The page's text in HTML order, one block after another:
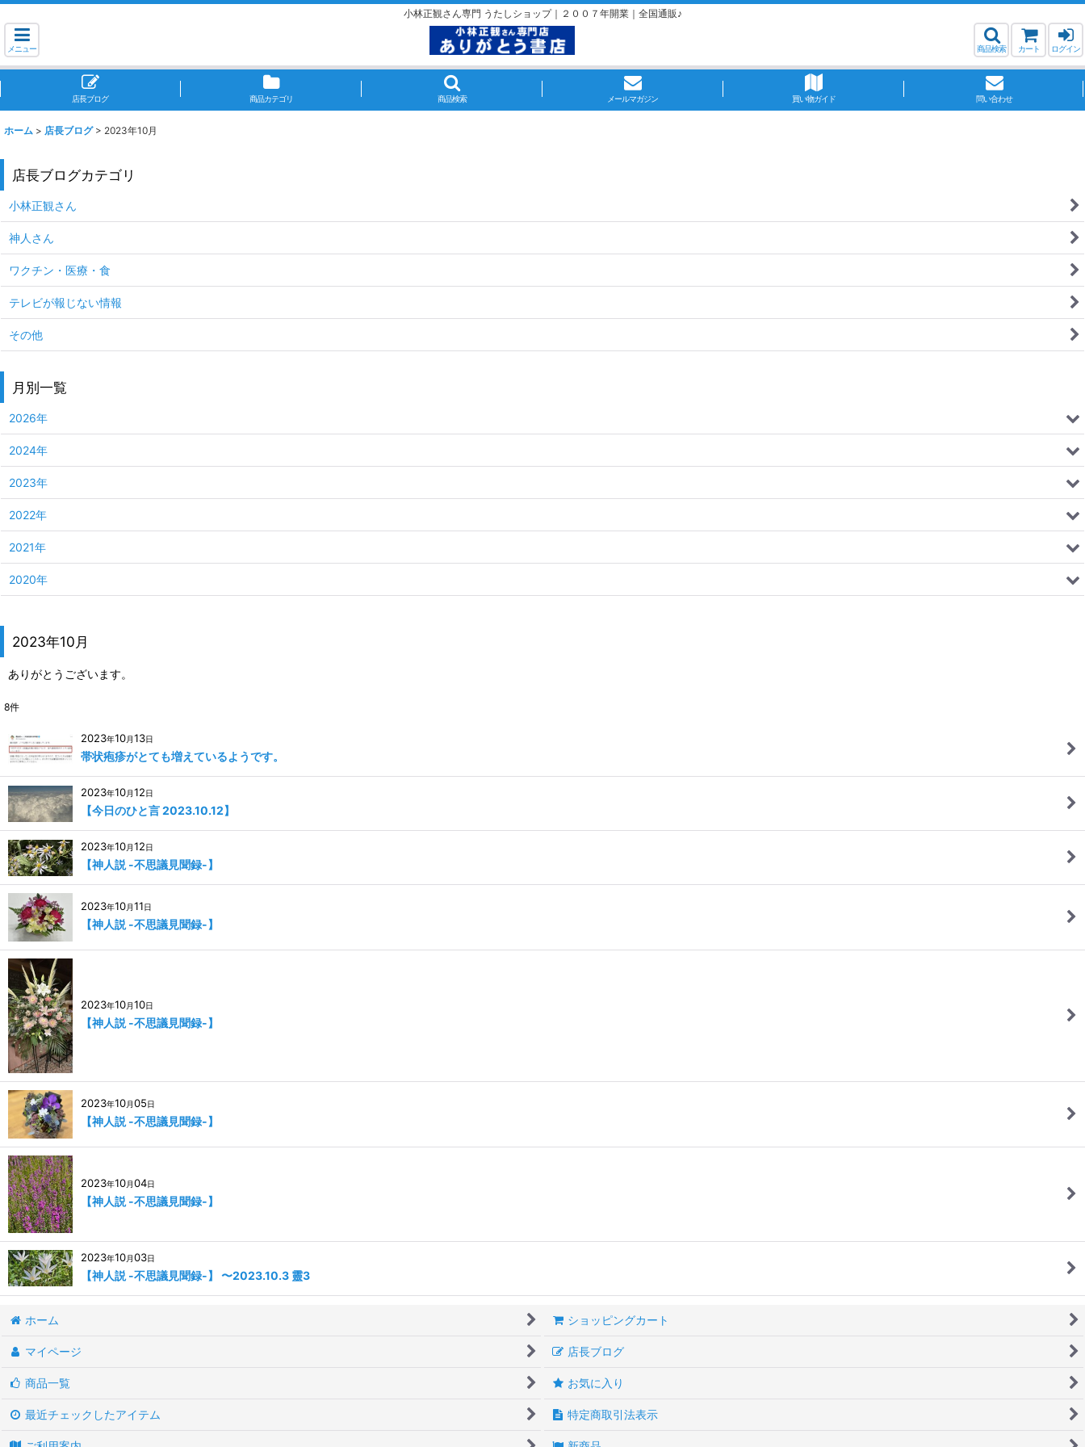
小林正観さん専門 うたしショップ｜２００７年開業｜全国通販♪
メニュー 商品検索 カート ログイン
店長ブログ 商品カテゴリ 商品検索 メールマガジン 買い物ガイド 問い合わせ
ホーム > 店長ブログ > 2023年10月
2023年10月
ありがとうございます。
8件
2023年10月13日
帯状疱疹がとても増えているようです。
2023年10月12日
【今日のひと言 2023.10.12】
2023年10月12日
【神人説 -不思議見聞録-】
2023年10月11日
【神人説 -不思議見聞録-】
2023年10月10日
【神人説 -不思議見聞録-】
2023年10月05日
【神人説 -不思議見聞録-】
2023年10月04日
【神人説 -不思議見聞録-】
2023年10月03日
【神人説 -不思議見聞録-】 〜2023.10.3 靈3
店長ブログカテゴリ
小林正観さん
神人さん
ワクチン・医療・食
テレビが報じない情報
その他
月別一覧
2026年
2024年
2023年
2022年
2021年
2020年
ホーム ショッピングカート
マイページ 店長ブログ
商品一覧 お気に入り
最近チェックしたアイテム 特定商取引法表示